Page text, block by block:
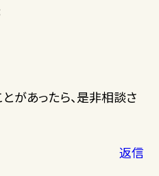
があったら、是非相談さ
返信